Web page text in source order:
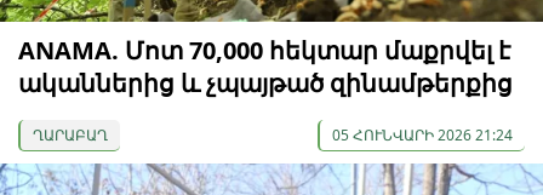
ANAMA. Մոտ 70,000 հեկտար մաքրվել է
ականներից և չպայթած զինամթերքից
ՂԱՐԱԲԱՂ 05 ՀՈՒՆՎԱՐԻ 2026 21:24